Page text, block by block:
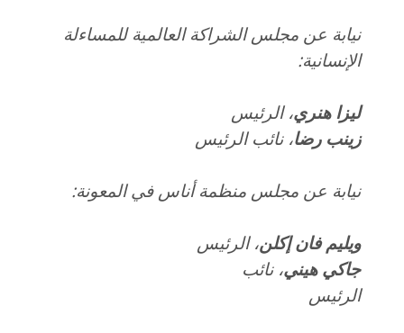
نيابة عن مجلس الشراكة العالمية للمساءلة
الإنسانية:
ليزا هنري، الرئيس
زينب رضا، نائب الرئيس
نيابة عن مجلس منظمة أناس في المعونة:
ويليم فان إكلن، الرئيس
جاكي هيني، نائب
الرئيس